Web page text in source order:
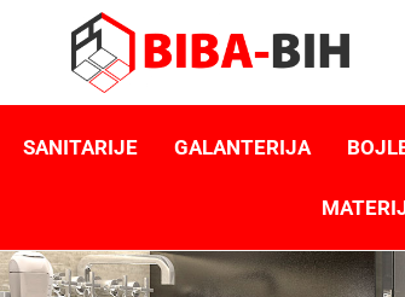
SANITARIJE GALANTERIJA